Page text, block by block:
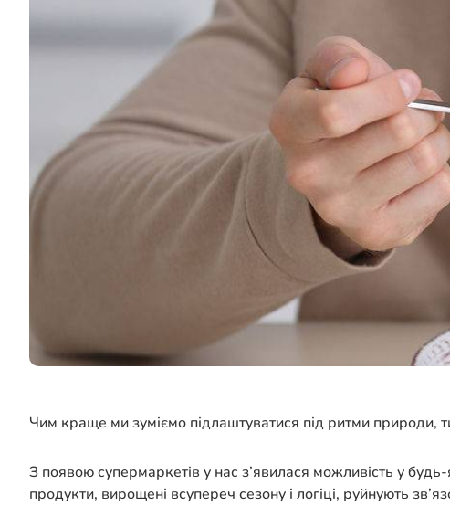
Чим краще ми зуміємо підлаштуватися під ритми природи,
З появою супермаркетів у нас з’явилася можливість у
продукти, вирощені всупереч сезону і логіці, руйнують